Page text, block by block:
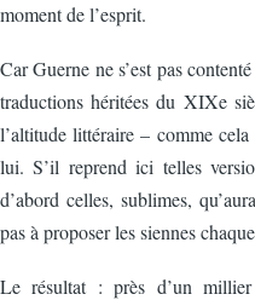
moment de l’esprit.
Car Guerne ne s’est pas
traductions héritées du XIXe
l’altitude littéraire – comme cela
lui. S’il reprend ici telles
d’abord celles, sublimes,
pas à proposer les siennes
Le résultat : près d’un